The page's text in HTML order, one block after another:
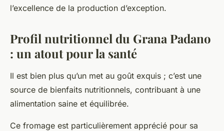
l’excellence de la production d’exception.
Profil nutritionnel du Grana Padano
: un atout pour la santé
Il est bien plus qu’un met au goût exquis ; c’est une
source de bienfaits nutritionnels, contribuant à une
alimentation saine et équilibrée.
Ce fromage est particulièrement apprécié pour sa